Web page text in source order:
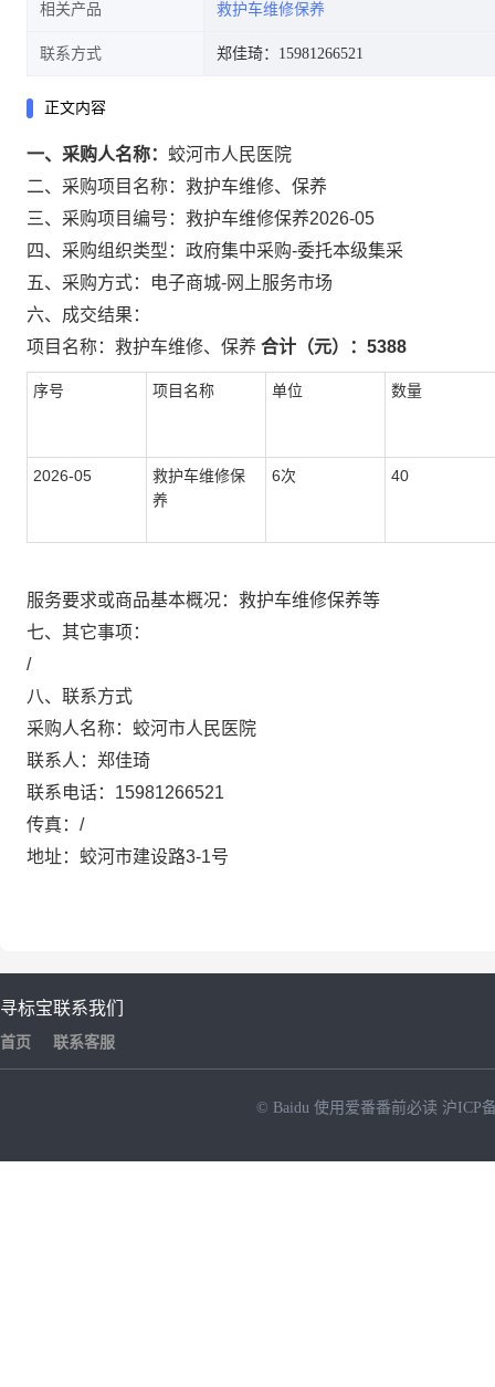
相关产品 救护车维修保养
联系方式 郑佳琦：15981266521
正文内容
一、采购人名称： 蛟河市人民医院
二、采购项目名称： 救护车维修、保养
三、采购项目编号： 救护车维修保养2026-05
四、采购组织类型： 政府集中采购-委托本级集采
五、采购方式：
电子商城-网上服务市场
六、成交结果：
项目名称： 救护车维修、保养 合计（元）： 5388
序号 项目名称 单位 数量
2026-05
救护车维修保
养
6次 40
服务要求或商品基本概况： 救护车维修保养等
七、其它事项：
/
八、联系方式
采购人名称： 蛟河市人民医院
联系人： 郑佳琦
联系电话： 15981266521
传真： /
地址： 蛟河市建设路3-1号
寻标宝
首页
联系我们
联系客服
© Baidu 使用爱番番前必读 沪ICP